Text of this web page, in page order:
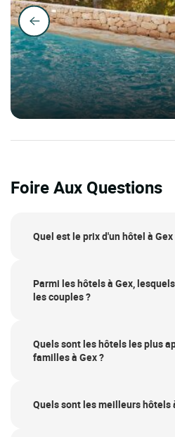
Foire Aux Questions
Quel est le prix d'un hôtel à Gex
Parmi les hôtels à Gex,
les couples ?
Quels sont les hôtels les plus
familles à Gex ?
Quels sont les meilleurs hôtels